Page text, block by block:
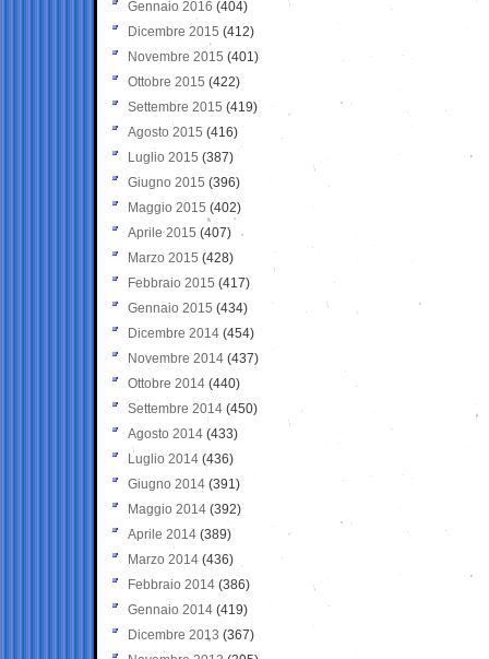
Gennaio 2016 (404)
Dicembre 2015 (412)
Novembre 2015 (401)
Ottobre 2015 (422)
Settembre 2015 (419)
Agosto 2015 (416)
Luglio 2015 (387)
Giugno 2015 (396)
Maggio 2015 (402)
Aprile 2015 (407)
Marzo 2015 (428)
Febbraio 2015 (417)
Gennaio 2015 (434)
Dicembre 2014 (454)
Novembre 2014 (437)
Ottobre 2014 (440)
Settembre 2014 (450)
Agosto 2014 (433)
Luglio 2014 (436)
Giugno 2014 (391)
Maggio 2014 (392)
Aprile 2014 (389)
Marzo 2014 (436)
Febbraio 2014 (386)
Gennaio 2014 (419)
Dicembre 2013 (367)